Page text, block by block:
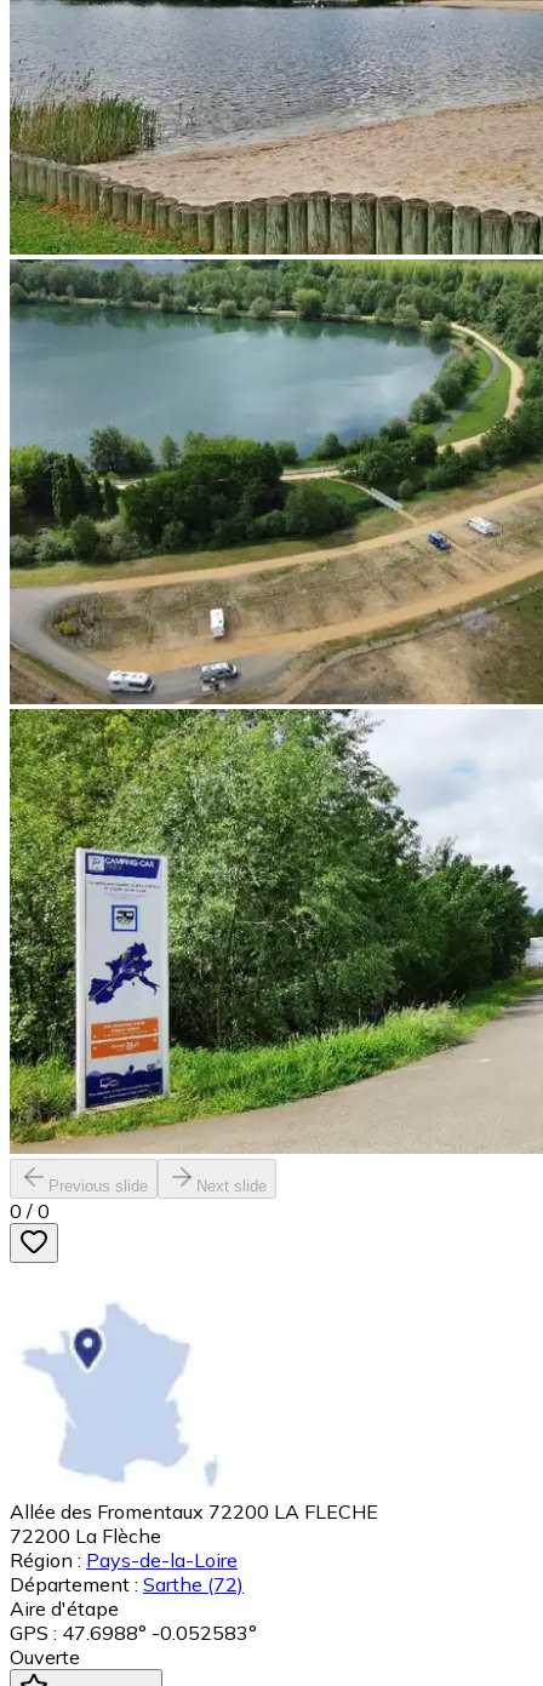
Previous slide Next slide
0 / 0
Allée des Fromentaux 72200 LA FLECHE
72200 La Flèche
Région : Pays-de-la-Loire
Département : Sarthe (72)
Aire d'étape
GPS : 47.6988° -0.052583°
Ouverte